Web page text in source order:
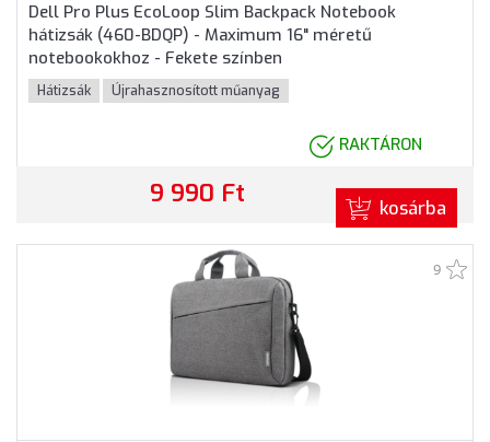
Dell Pro Plus EcoLoop Slim Backpack Notebook
hátizsák (460-BDQP) - Maximum 16" méretű
notebookokhoz - Fekete színben
Hátizsák Újrahasznosított műanyag
RAKTÁRON
9 990 Ft kosárba
9